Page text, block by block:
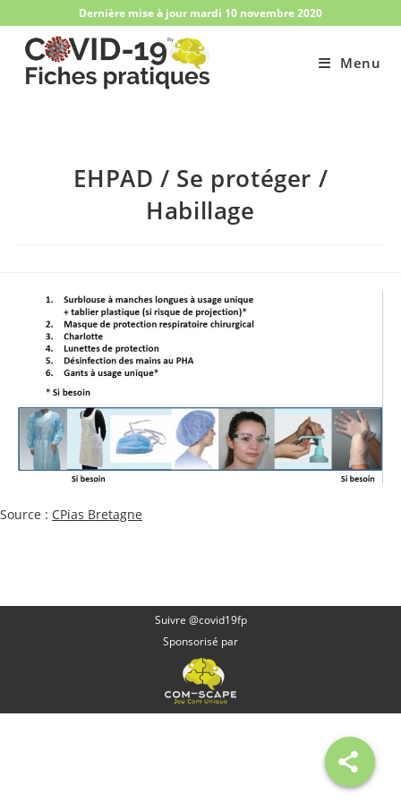
content
Dernière mise à jour mardi 10 novembre 2020
Menu
EHPAD / Se protéger /
Habillage
Source : CPias Bretagne
Suivre @covid19fp
Sponsorisé par